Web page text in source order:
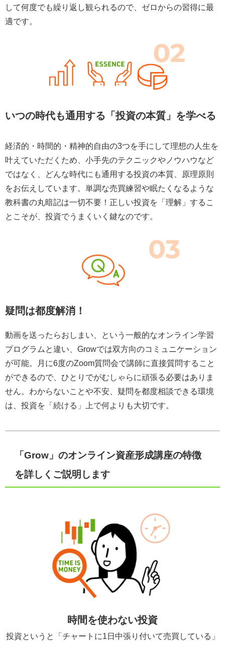
して何度でも繰り返し観られるので、ゼロからの習得に最
適です。
いつの時代も通用する「投資の本質」を学べる
経済的・時間的・精神的自由の3つを手にして理想の人生を
叶えていただくため、小手先のテクニックやノウハウなど
ではなく、どんな時代にも通用する投資の本質、原理原則
をお伝えしています。単調な売買練習や眠たくなるような
教科書の丸暗記は一切不要！正しい投資を「理解」するこ
とこそが、投資でうまくいく鍵なのです。
疑問は都度解消！
動画を送ったらおしまい、という一般的なオンライン学習
プログラムと違い、Growでは双方向のコミュニケーション
が可能。月に6度のZoom質問会で講師に直接質問すること
ができるので、ひとりでがむしゃらに頑張る必要はありま
せん。わからないことや不安、疑問を都度相談できる環境
は、投資を「続ける」上で何よりも大切です。
「Grow」のオンライン資産形成講座の特徴
を詳しくご説明します
時間を使わない投資
投資というと「チャートに1日中張り付いて売買している」